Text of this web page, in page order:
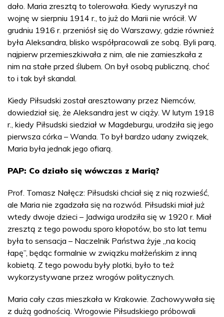
dało. Maria zresztą to tolerowała. Kiedy wyruszył na
wojnę w sierpniu 1914 r., to już do Marii nie wrócił. W
grudniu 1916 r. przeniósł się do Warszawy, gdzie również
była Aleksandra, blisko współpracowali ze sobą. Byli parą,
najpierw przemieszkiwała z nim, ale nie zamieszkała z
nim na stałe przed ślubem. On był osobą publiczną, choć
to i tak był skandal.
Kiedy Piłsudski został aresztowany przez Niemców,
dowiedział się, że Aleksandra jest w ciąży. W lutym 1918
r., kiedy Piłsudski siedział w Magdeburgu, urodziła się jego
pierwsza córka – Wanda. To był bardzo udany związek,
Maria była jednak jego ofiarą.
PAP: Co działo się wówczas z Marią?
Prof. Tomasz Nałęcz: Piłsudski chciał się z nią rozwieść,
ale Maria nie zgadzała się na rozwód. Piłsudski miał już
wtedy dwoje dzieci – Jadwiga urodziła się w 1920 r. Miał
zresztą z tego powodu sporo kłopotów, bo sto lat temu
była to sensacja – Naczelnik Państwa żyje „na kocią
łapę”, będąc formalnie w związku małżeńskim z inną
kobietą. Z tego powodu były plotki, było to też
wykorzystywane przez wrogów politycznych.
Maria cały czas mieszkała w Krakowie. Zachowywała się
z dużą godnością. Wrogowie Piłsudskiego próbowali